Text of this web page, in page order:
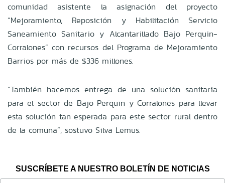
comunidad asistente la asignación del proyecto
“Mejoramiento, Reposición y Habilitación Servicio
Saneamiento Sanitario y Alcantarillado Bajo Perquin-
Corralones” con recursos del Programa de Mejoramiento
Barrios por más de $336 millones.
“También hacemos entrega de una solución sanitaria
para el sector de Bajo Perquin y Corralones para llevar
esta solución tan esperada para este sector rural dentro
de la comuna”, sostuvo Silva Lemus.
SUSCRÍBETE A NUESTRO BOLETÍN DE NOTICIAS